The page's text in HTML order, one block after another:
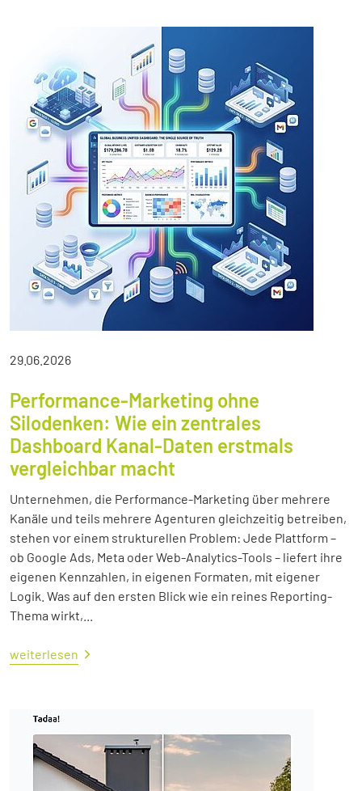
29.06.2026
Performance-Marketing ohne
Silodenken: Wie ein zentrales
Dashboard Kanal-Daten erstmals
vergleichbar macht
Unternehmen, die Performance-Marketing über mehrere
Kanäle und teils mehrere Agenturen gleichzeitig betreiben,
stehen vor einem strukturellen Problem: Jede Plattform –
ob Google Ads, Meta oder Web-Analytics-Tools – liefert ihre
eigenen Kennzahlen, in eigenen Formaten, mit eigener
Logik. Was auf den ersten Blick wie ein reines Reporting-
Thema wirkt,...
weiterlesen